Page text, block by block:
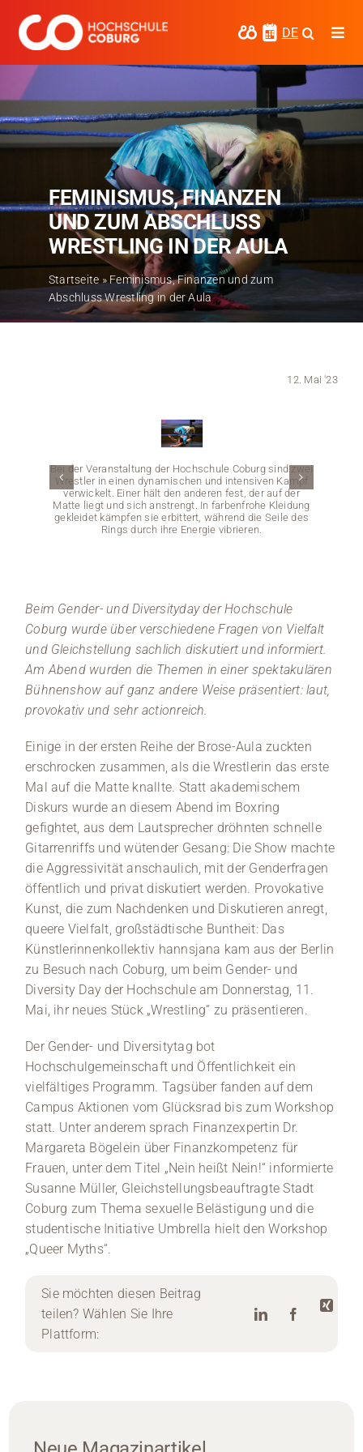
Inhalt
springen
DE
Studieren
Forschen
Kooperieren
Hochschule Coburg
Regionalentwicklung
Entdecke die Region
Informationen für …
News
Veranstaltungen
FEMINISMUS, FINANZEN
UND ZUM ABSCHLUSS
WRESTLING IN DER AULA
Startseite »Feminismus, Finanzen und zum
Abschluss Wrestling in der Aula
12. Mai '23
Bei der Veranstaltung der Hochschule Coburg sind zwei
Wrestler in einen dynamischen und intensiven Kampf
verwickelt. Einer hält den anderen fest, der auf der
Matte liegt und sich anstrengt. In farbenfrohe Kleidung
gekleidet kämpfen sie erbittert, während die Seile des
Rings durch ihre Energie vibrieren.
Beim Gender- und Diversityday der Hochschule
Coburg wurde über verschiedene Fragen von Vielfalt
und Gleichstellung sachlich diskutiert und informiert.
Am Abend wurden die Themen in einer spektakulären
Bühnenshow auf ganz andere Weise präsentiert: laut,
provokativ und sehr actionreich.
Einige in der ersten Reihe der Brose-Aula zuckten
erschrocken zusammen, als die Wrestlerin das erste
Mal auf die Matte knallte. Statt akademischem
Diskurs wurde an diesem Abend im Boxring
gefightet, aus dem Lautsprecher dröhnten schnelle
Gitarrenriffs und wütender Gesang: Die Show machte
die Aggressivität anschaulich, mit der Genderfragen
öffentlich und privat diskutiert werden. Provokative
Kunst, die zum Nachdenken und Diskutieren anregt,
queere Vielfalt, großstädtische Buntheit: Das
Künstlerinnenkollektiv hannsjana kam aus der Berlin
zu Besuch nach Coburg, um beim Gender- und
Diversity Day der Hochschule am Donnerstag, 11.
Mai, ihr neues Stück „Wrestling“ zu präsentieren.
Der Gender- und Diversitytag bot
Hochschulgemeinschaft und Öffentlichkeit ein
vielfältiges Programm. Tagsüber fanden auf dem
Campus Aktionen vom Glücksrad bis zum Workshop
statt. Unter anderem sprach Finanzexpertin Dr.
Margareta Bögelein über Finanzkompetenz für
Frauen, unter dem Titel „Nein heißt Nein!“ informierte
Susanne Müller, Gleichstellungsbeauftragte Stadt
Coburg zum Thema sexuelle Belästigung und die
studentische Initiative Umbrella hielt den Workshop
„Queer Myths“.
Sie möchten diesen Beitrag
teilen? Wählen Sie Ihre
Plattform: